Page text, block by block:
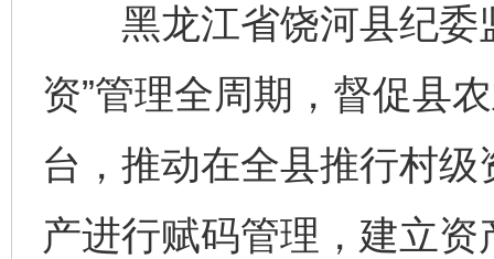
黑龙江省饶河县纪委
资”管理全周期，督促县
台，推动在全县推行村
产进行赋码管理，建立
千年窑火 生生不息 一